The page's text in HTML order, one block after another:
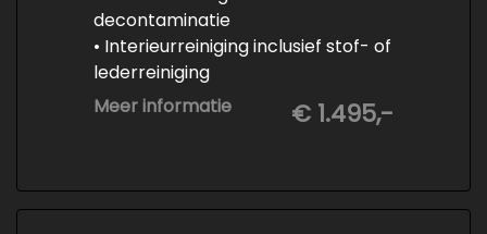
decontaminatie
• Interieurreiniging inclusief stof- of
lederreiniging
• 3-staps lakcorrectie
• Keramische Coating (+/- 5 jaar)
Meer informatie € 1.495,-